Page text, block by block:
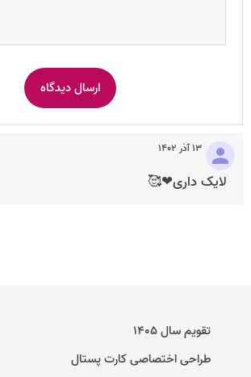
۱۳ آذر ۱۴۰۲
لایک داری❤🥰
تقویم سال ۱۴۰۵
طراحی اختصاصی کارت پستال